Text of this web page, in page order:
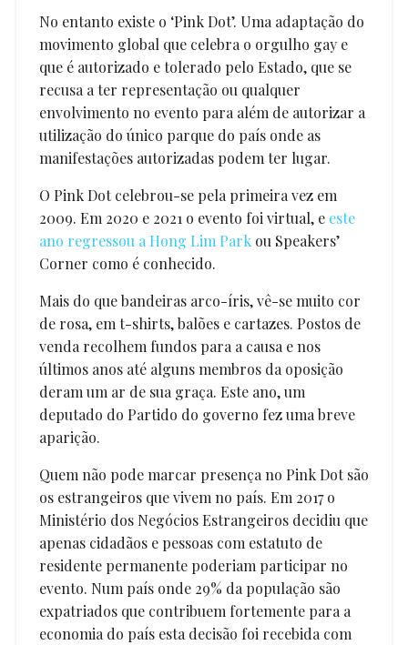
No entanto existe o ‘Pink Dot’. Uma adaptação do
movimento global que celebra o orgulho gay e
que é autorizado e tolerado pelo Estado, que se
recusa a ter representação ou qualquer
envolvimento no evento para além de autorizar a
utilização do único parque do país onde as
manifestações autorizadas podem ter lugar.
O Pink Dot celebrou-se pela primeira vez em
2009. Em 2020 e 2021 o evento foi virtual, eeste
ano regressou a Hong Lim Parkou Speakers’
Corner como é conhecido.
Mais do que bandeiras arco-íris, vê-se muito cor
de rosa, em t-shirts, balões e cartazes. Postos de
venda recolhem fundos para a causa e nos
últimos anos até alguns membros da oposição
deram um ar de sua graça. Este ano, um
deputado do Partido do governo fez uma breve
aparição.
Quem não pode marcar presença no Pink Dot são
os estrangeiros que vivem no país. Em 2017 o
Ministério dos Negócios Estrangeiros decidiu que
apenas cidadãos e pessoas com estatuto de
residente permanente poderiam participar no
evento. Num país onde 29% da população são
expatriados que contribuem fortemente para a
economia do país esta decisão foi recebida com